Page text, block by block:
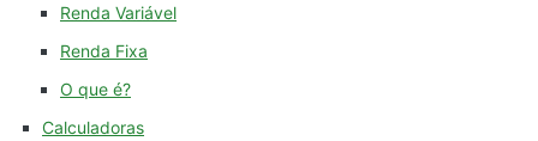
Renda Variável
Renda Fixa
O que é?
Calculadoras